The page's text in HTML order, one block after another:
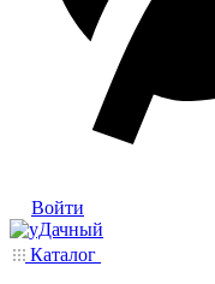
Войти
Каталог